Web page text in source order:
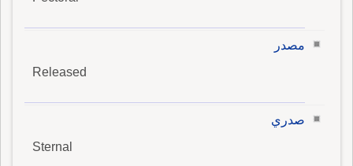
مصدر
Released
صدري
Sternal